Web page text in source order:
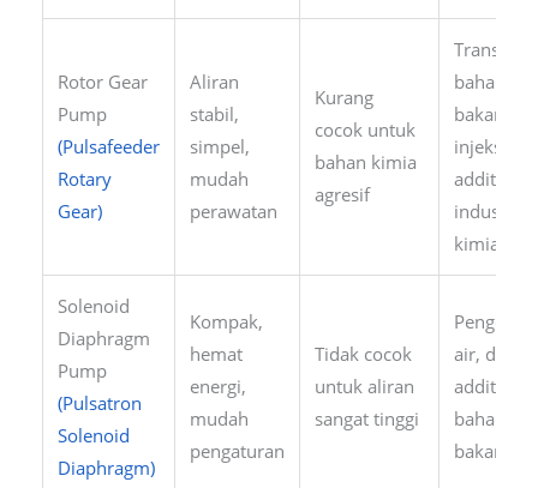
Rotor Gear
Pump
(Pulsafeeder
Rotary
Gear)
Aliran
stabil,
simpel,
mudah
perawatan
Kurang
cocok untuk
bahan kimia
agresif
Transport
bahan
bakar
injeksi
additive
industri
kimia
Solenoid
Diaphragm
Pump
(Pulsatron
Solenoid
Diaphragm)
Kompak,
hemat
energi,
mudah
pengaturan
Tidak cocok
untuk aliran
sangat tinggi
air,
additive
bahan
bakar